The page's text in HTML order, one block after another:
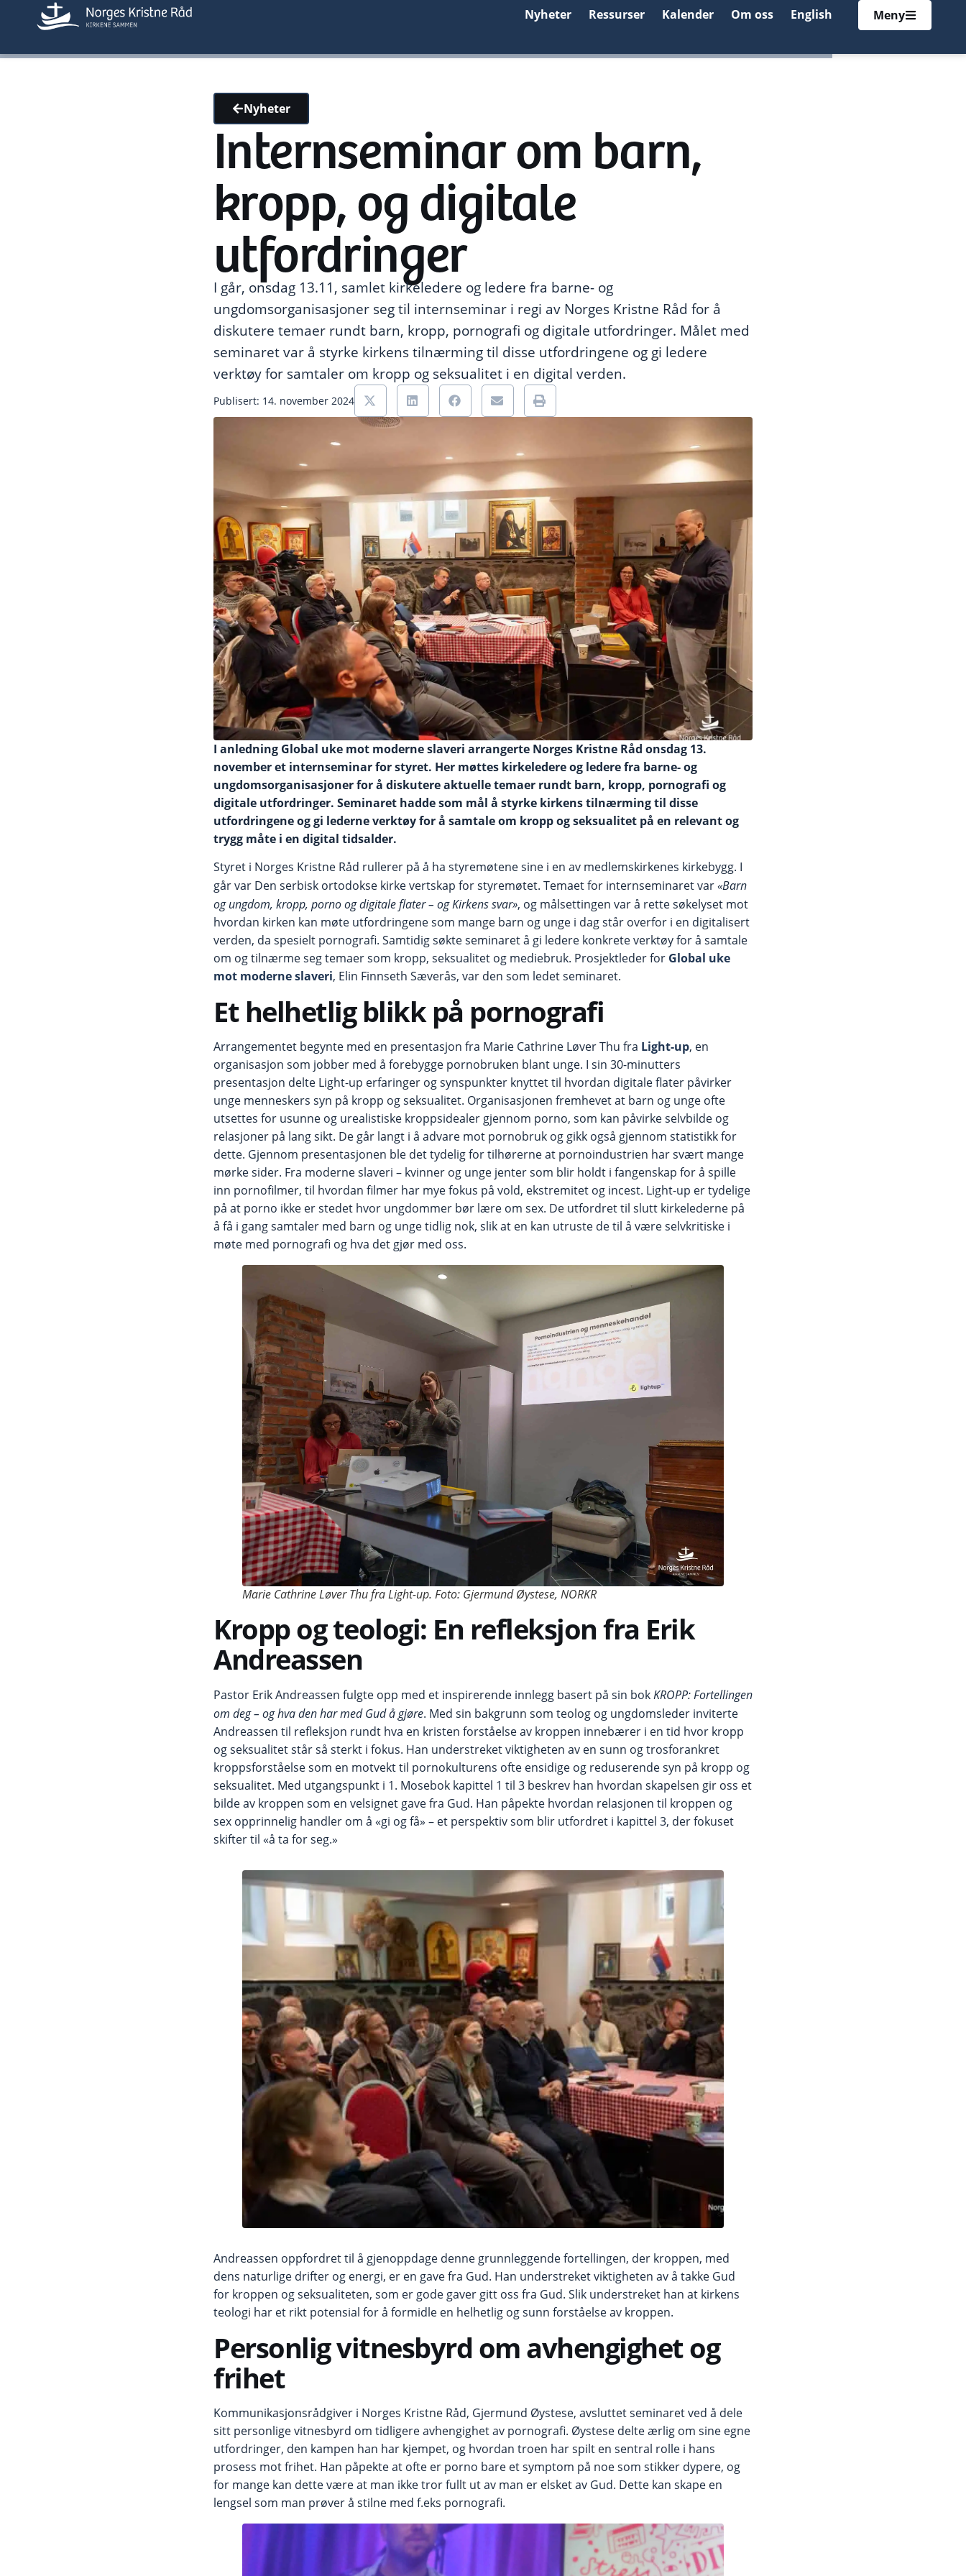
Nyheter Ressurser Kalender Om oss English Meny
Nyheter
Internseminar om barn,
kropp, og digitale
utfordringer
I går, onsdag 13.11, samlet kirkeledere og ledere fra barne- og
ungdomsorganisasjoner seg til internseminar i regi av Norges Kristne Råd for å
diskutere temaer rundt barn, kropp, pornografi og digitale utfordringer. Målet med
seminaret var å styrke kirkens tilnærming til disse utfordringene og gi ledere
verktøy for samtaler om kropp og seksualitet i en digital verden.
Publisert: 14. november 2024
I anledning Global uke mot moderne slaveri arrangerte Norges Kristne Råd onsdag 13.
november et internseminar for styret. Her møttes kirkeledere og ledere fra barne- og
ungdomsorganisasjoner for å diskutere aktuelle temaer rundt barn, kropp, pornografi og
digitale utfordringer. Seminaret hadde som mål å styrke kirkens tilnærming til disse
utfordringene og gi lederne verktøy for å samtale om kropp og seksualitet på en relevant og
trygg måte i en digital tidsalder.
Styret i Norges Kristne Råd rullerer på å ha styremøtene sine i en av medlemskirkenes kirkebygg. I
går var Den serbisk ortodokse kirke vertskap for styremøtet. Temaet for internseminaret var«Barn
og ungdom, kropp, porno og digitale flater – og Kirkens svar», og målsettingen var å rette søkelyset mot
hvordan kirken kan møte utfordringene som mange barn og unge i dag står overfor i en digitalisert
verden, da spesielt pornografi. Samtidig søkte seminaret å gi ledere konkrete verktøy for å samtale
om og tilnærme seg temaer som kropp, seksualitet og mediebruk. Prosjektleder for Global uke
mot moderne slaveri, Elin Finnseth Sæverås, var den som ledet seminaret.
Et helhetlig blikk på pornografi
Arrangementet begynte med en presentasjon fra Marie Cathrine Løver Thu fra Light-up, en
organisasjon som jobber med å forebygge pornobruken blant unge. I sin 30-minutters
presentasjon delte Light-up erfaringer og synspunkter knyttet til hvordan digitale flater påvirker
unge menneskers syn på kropp og seksualitet. Organisasjonen fremhevet at barn og unge ofte
utsettes for usunne og urealistiske kroppsidealer gjennom porno, som kan påvirke selvbilde og
relasjoner på lang sikt. De går langt i å advare mot pornobruk og gikk også gjennom statistikk for
dette. Gjennom presentasjonen ble det tydelig for tilhørerne at pornoindustrien har svært mange
mørke sider. Fra moderne slaveri – kvinner og unge jenter som blir holdt i fangenskap for å spille
inn pornofilmer, til hvordan filmer har mye fokus på vold, ekstremitet og incest. Light-up er tydelige
på at porno ikke er stedet hvor ungdommer bør lære om sex. De utfordret til slutt kirkelederne på
å få i gang samtaler med barn og unge tidlig nok, slik at en kan utruste de til å være selvkritiske i
møte med pornografi og hva det gjør med oss.
Marie Cathrine Løver Thu fra Light-up. Foto: Gjermund Øystese, NORKR
Kropp og teologi: En refleksjon fra Erik
Andreassen
Pastor Erik Andreassen fulgte opp med et inspirerende innlegg basert på sin bok KROPP: Fortellingen
om deg – og hva den har med Gud å gjøre. Med sin bakgrunn som teolog og ungdomsleder inviterte
Andreassen til refleksjon rundt hva en kristen forståelse av kroppen innebærer i en tid hvor kropp
og seksualitet står så sterkt i fokus. Han understreket viktigheten av en sunn og trosforankret
kroppsforståelse som en motvekt til pornokulturens ofte ensidige og reduserende syn på kropp og
seksualitet. Med utgangspunkt i 1. Mosebok kapittel 1 til 3 beskrev han hvordan skapelsen gir oss et
bilde av kroppen som en velsignet gave fra Gud. Han påpekte hvordan relasjonen til kroppen og
sex opprinnelig handler om å «gi og få» – et perspektiv som blir utfordret i kapittel 3, der fokuset
skifter til «å ta for seg.»
Andreassen oppfordret til å gjenoppdage denne grunnleggende fortellingen, der kroppen, med
dens naturlige drifter og energi, er en gave fra Gud. Han understreket viktigheten av å takke Gud
for kroppen og seksualiteten, som er gode gaver gitt oss fra Gud. Slik understreket han at kirkens
teologi har et rikt potensial for å formidle en helhetlig og sunn forståelse av kroppen.
Personlig vitnesbyrd om avhengighet og
frihet
Kommunikasjonsrådgiver i Norges Kristne Råd, Gjermund Øystese, avsluttet seminaret ved å dele
sitt personlige vitnesbyrd om tidligere avhengighet av pornografi. Øystese delte ærlig om sine egne
utfordringer, den kampen han har kjempet, og hvordan troen har spilt en sentral rolle i hans
prosess mot frihet. Han påpekte at ofte er porno bare et symptom på noe som stikker dypere, og
for mange kan dette være at man ikke tror fullt ut av man er elsket av Gud. Dette kan skape en
lengsel som man prøver å stilne med f.eks pornografi.